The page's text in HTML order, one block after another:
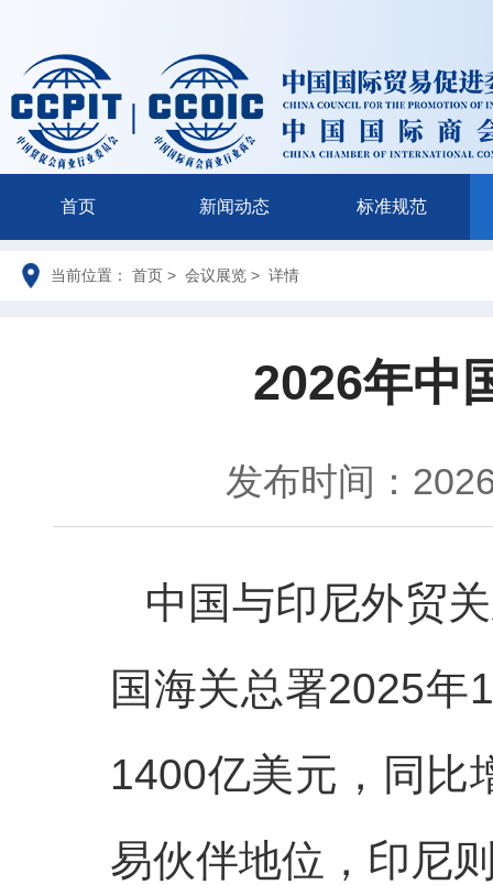
首页 新闻动态 标准规范
当前位置： 首页 > 会议展览 > 详情
2026年中
发布时间：
中国与印尼外贸
国海关总署2025年
1400亿美元，同比
易伙伴地位，印尼